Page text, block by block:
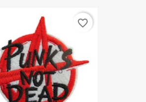
favorite_border